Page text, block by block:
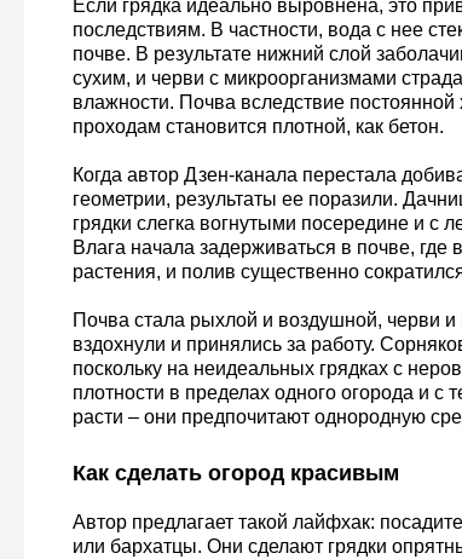
Если грядка идеально выровнена, это
последствиям. В частности, вода с нее
почве. В результате нижний слой
сухим, и черви с микроорганизмами
влажности. Почва вследствие
проходам становится плотной, как бетон.
Когда автор Дзен-канала перестала
геометрии, результаты ее поразили.
грядки слегка вогнутыми посередине и с
Влага начала задерживаться в почве,
растения, и полив существенно
Почва стала рыхлой и воздушной, черви
вздохнули и принялись за работу.
поскольку на неидеальных грядках с
плотности в пределах одного огорода и с
расти – они предпочитают однородную
Как сделать огород красивым
Автор предлагает такой лайфхак:
или бархатцы. Они сделают грядки